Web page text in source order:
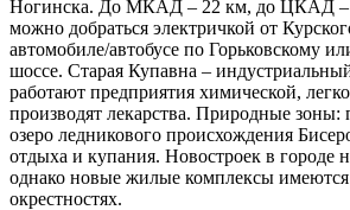
Ногинска. До МКАД – 22 км, до ЦКАД
можно добраться электричкой от
автомобиле/автобусе по Горьковскому
шоссе. Старая Купавна –
работают предприятия химической,
производят лекарства. Природные зоны:
озеро ледникового происхождения
отдыха и купания. Новостроек в городе
однако новые жилые комплексы
окрестностях.